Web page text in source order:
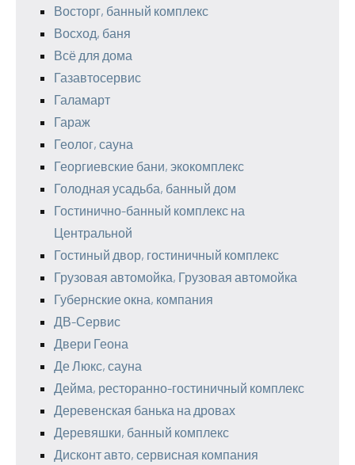
Восторг, банный комплекс
Восход, баня
Всё для дома
Газавтосервис
Галамарт
Гараж
Геолог, сауна
Георгиевские бани, экокомплекс
Голодная усадьба, банный дом
Гостинично-банный комплекс на
Центральной
Гостиный двор, гостиничный комплекс
Грузовая автомойка, Грузовая автомойка
Губернские окна, компания
ДВ-Сервис
Двери Геона
Де Люкс, сауна
Дейма, ресторанно-гостиничный комплекс
Деревенская банька на дровах
Деревяшки, банный комплекс
Дисконт авто, сервисная компания